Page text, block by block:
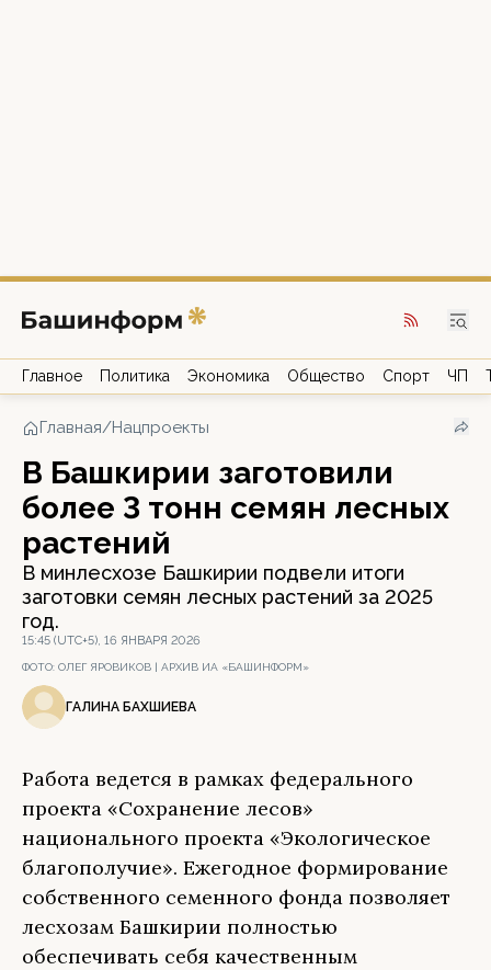
Главное Политика Экономика Общество Спорт ЧП
Главная/Нацпроекты
В Башкирии заготовили
более 3 тонн семян лесных
растений
В минлесхозе Башкирии подвели итоги
заготовки семян лесных растений за 2025
год.
15:45 (UTC+5), 16 ЯНВАРЯ 2026
ФОТО: ОЛЕГ ЯРОВИКОВ | АРХИВ ИА «БАШИНФОРМ»
ГАЛИНА БАХШИЕВА
Работа ведется в рамках федерального
проекта «Сохранение лесов»
национального проекта «Экологическое
благополучие». Ежегодное формирование
собственного семенного фонда позволяет
лесхозам Башкирии полностью
обеспечивать себя качественным